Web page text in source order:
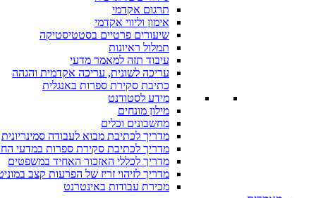
תרגום אקדמי
אימון וליווי אקדמי
שיעורים פרטיים בסטטיסטיקה
תמלול ראיונות
עיבוד תזה למאמר מדעי
עריכה לשונית, עריכה אקדמית והגהה
כתיבת סקירת ספרות באנגלית
מידע לסטודנט
מילון מונחים
מחשבונים וכלים
מדריך לכתיבת מבוא לעבודה סמינריונית
מדריך לכתיבת סקירת ספרות במדעי
מדריך לכללי האזכור האחיד במשפטים
מדריך לזיהוי זריז של הפרעות קצב
מכירת עבודות באינטרנט